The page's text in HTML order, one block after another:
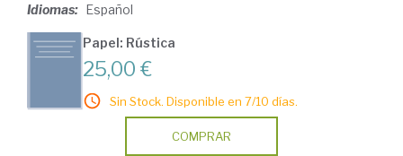
Idiomas: Español
Papel: Rústica
25,00 €
Sin Stock. Disponible en 7/10 días.
COMPRAR